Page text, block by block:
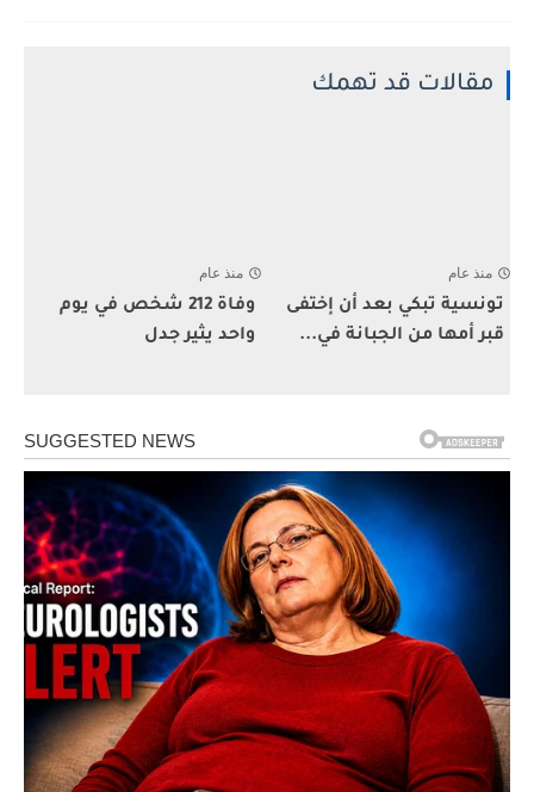
مقالات قد تهمك
منذ عام
تونسية تبكي بعد أن إختفى
قبر أمها من الجبانة في...
منذ عام
وفاة 212 شخص في يوم
واحد يثير جدل